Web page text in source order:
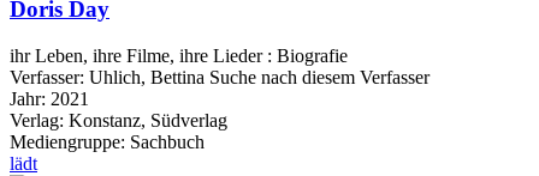
Doris Day
ihr Leben, ihre Filme, ihre Lieder : Biografie
Verfasser: Uhlich, Bettina Suche nach diesem Verfasser
Jahr: 2021
Verlag: Konstanz, Südverlag
Mediengruppe: Sachbuch
lädt